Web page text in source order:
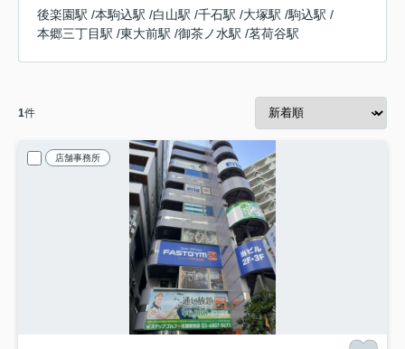
後楽園駅 /本駒込駅 /白山駅 /千石駅 /大塚駅 /駒込駅 /
本郷三丁目駅 /東大前駅 /御茶ノ水駅 /茗荷谷駅
1件
店舗事務所